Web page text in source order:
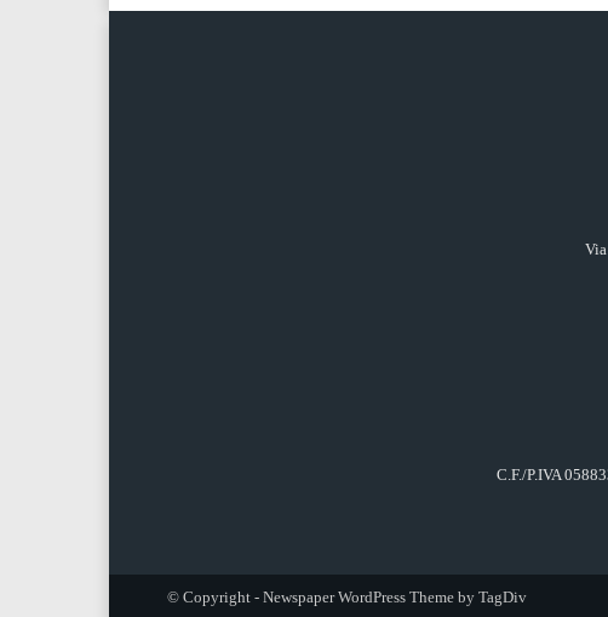
C.F./P.IVA
© Copyright - Newspaper WordPress Theme by TagDiv